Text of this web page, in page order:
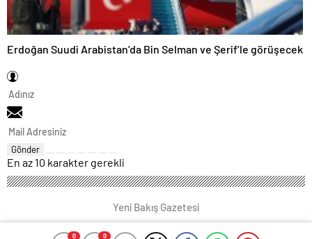
0 0
Erdoğan Suudi Arabistan’da Bin Selman ve Şerif’le görüşecek
Gönder
En az 10 karakter gerekli
Yeni Bakış Gazetesi